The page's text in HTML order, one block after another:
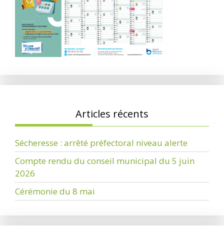
Articles récents
Sécheresse : arrêté préfectoral niveau alerte
Compte rendu du conseil municipal du 5 juin
2026
Cérémonie du 8 mai